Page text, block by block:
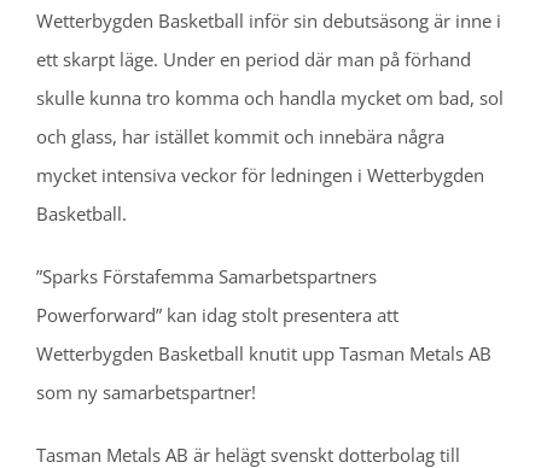
Wetterbygden Basketball inför sin debutsäsong är inne i
ett skarpt läge. Under en period där man på förhand
skulle kunna tro komma och handla mycket om bad, sol
och glass, har istället kommit och innebära några
mycket intensiva veckor för ledningen i Wetterbygden
Basketball.
”Sparks Förstafemma Samarbetspartners
Powerforward” kan idag stolt presentera att
Wetterbygden Basketball knutit upp Tasman Metals AB
som ny samarbetspartner!
Tasman Metals AB är helägt svenskt dotterbolag till